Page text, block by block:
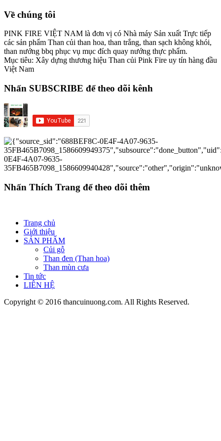
Về chúng tôi
PINK FIRE VIỆT NAM là đơn vị có Nhà máy Sản xuất Trực tiếp
các sản phẩm Than củi than hoa, than trắng, than sạch không khói,
than nướng bbq phục vụ mục đích quay nướng thực phẩm.
Mục tiêu: Xây dựng thương hiệu Than củi Pink Fire uy tín hàng đầu
Việt Nam
Nhấn SUBSCRIBE để theo dõi kênh
Nhấn Thích Trang để theo dõi thêm
Trang chủ
Giới thiệu
SẢN PHẨM
Củi gỗ
Than đen (Than hoa)
Than mùn cưa
Tin tức
LIÊN HỆ
Copyright © 2016 thancuinuong.com. All Rights Reserved.